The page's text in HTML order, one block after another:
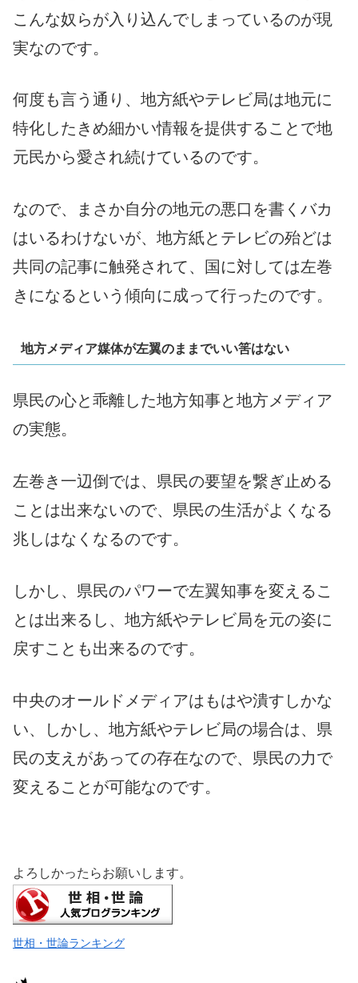
こんな奴らが入り込んでしまっているのが現
実なのです。
何度も言う通り、地方紙やテレビ局は地元に
特化したきめ細かい情報を提供することで地
元民から愛され続けているのです。
なので、まさか自分の地元の悪口を書くバカ
はいるわけないが、地方紙とテレビの殆どは
共同の記事に触発されて、国に対しては左巻
きになるという傾向に成って行ったのです。
地方メディア媒体が左翼のままでいい筈はない
県民の心と乖離した地方知事と地方メディア
の実態。
左巻き一辺倒では、県民の要望を繋ぎ止める
ことは出来ないので、県民の生活がよくなる
兆しはなくなるのです。
しかし、県民のパワーで左翼知事を変えるこ
とは出来るし、地方紙やテレビ局を元の姿に
戻すことも出来るのです。
中央のオールドメディアはもはや潰すしかな
い、しかし、地方紙やテレビ局の場合は、県
民の支えがあっての存在なので、県民の力で
変えることが可能なのです。
よろしかったらお願いします。
世相・世論ランキング